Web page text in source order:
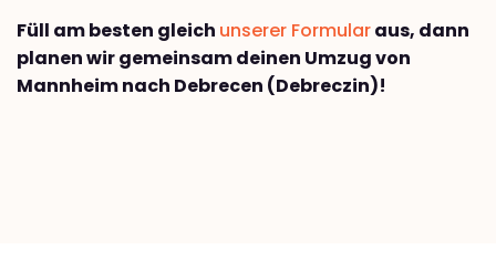
Füll am besten gleich unserer Formularaus, dann
planen wir gemeinsam deinen Umzug von
Mannheim nach Debrecen (Debreczin)!